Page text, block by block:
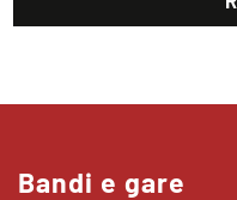
Bandi e gare